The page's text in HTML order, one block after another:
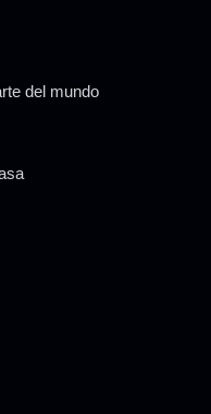
del mundo